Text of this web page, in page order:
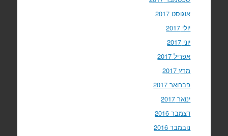
אוגוסט 2017
יולי 2017
יוני 2017
אפריל 2017
מרץ 2017
פברואר 2017
ינואר 2017
דצמבר 2016
נובמבר 2016